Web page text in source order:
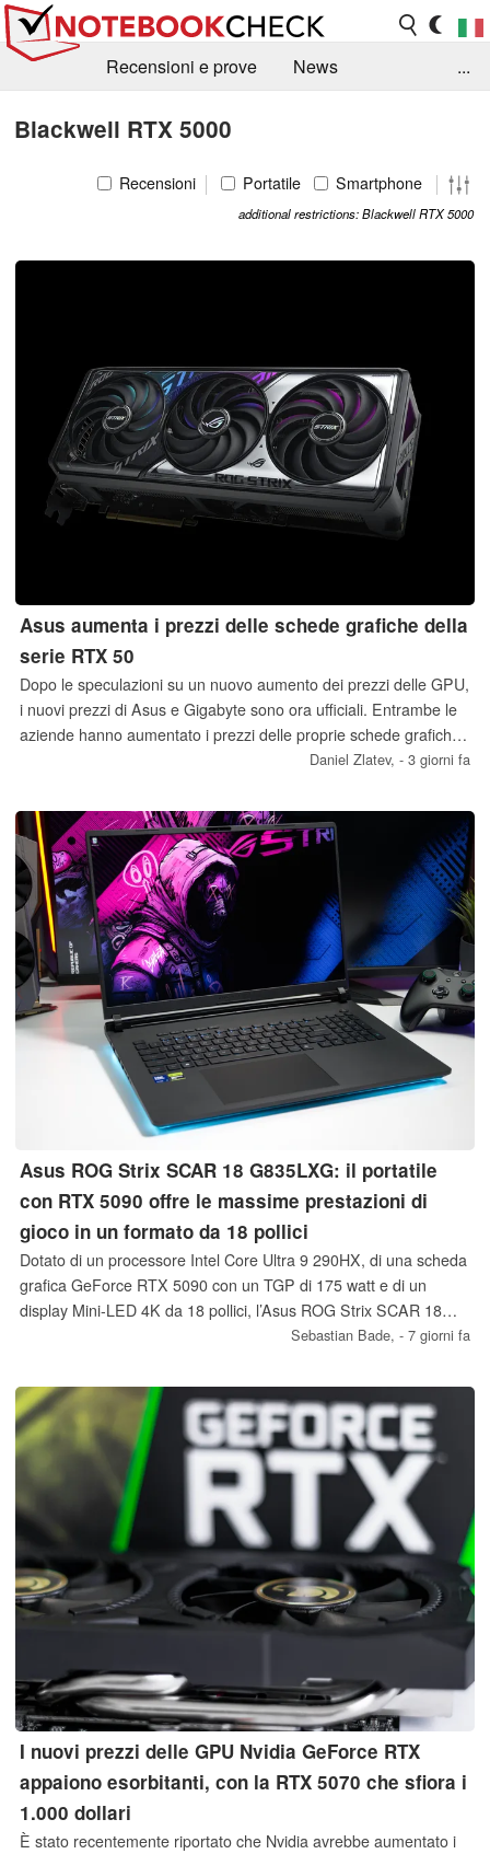
Recensioni e prove
News
...
Blackwell RTX 5000
Recensioni Portatile Smartphone
additional restrictions: Blackwell RTX 5000
Asus aumenta i prezzi delle schede grafiche della
serie RTX 50
Dopo le speculazioni su un nuovo aumento dei prezzi delle GPU,
i nuovi prezzi di Asus e Gigabyte sono ora ufficiali. Entrambe le
aziende hanno aumentato i prezzi delle proprie schede grafiche
della serie Nvidia RTX 50 e AMD Radeon.Daniel Zlatev, - 3 giorni fa
Asus ROG Strix SCAR 18 G835LXG: il portatile
con RTX 5090 offre le massime prestazioni di
gioco in un formato da 18 pollici
Dotato di un processore Intel Core Ultra 9 290HX, di una scheda
grafica GeForce RTX 5090 con un TGP di 175 watt e di un
display Mini-LED 4K da 18 pollici, l’Asus ROG Strix SCAR 18
G835LXG si colloca tra i portatili da gaming più potenti
punti di forza di questo modello di punta e i compromessi che gli
acquirenti dovranno accettare.
Sebastian Bade, - 7 giorni fa
I nuovi prezzi delle GPU Nvidia GeForce RTX
appaiono esorbitanti, con la RTX 5070 che sfiora i
1.000 dollari
È stato recentemente riportato che Nvidia avrebbe aumentato i